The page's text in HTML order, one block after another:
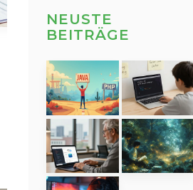
NEUSTE
BEITRÄGE